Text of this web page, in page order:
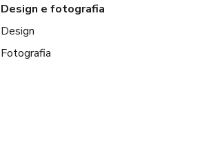
Design e fotografia
Design
Fotografia